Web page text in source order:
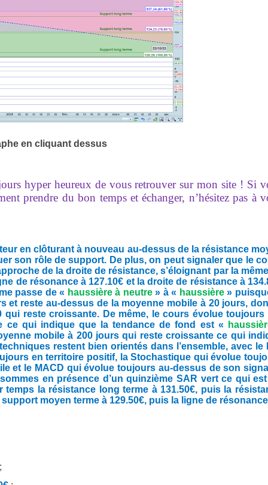
en cliquant dessus
hyper heureux de vous retrouver sur mon site ! Si
prendre du bon temps et échanger, n’hésitez pas à
en clôturant à nouveau au-dessus de la résistance
son rôle de support. De plus, on peut signaler que le
de la droite de résistance, s’éloignant par la
de résonance à 127.10€ et la droite de résistance à
passe de « haussière à neutre » à « haussière »
reste au-dessus de la moyenne mobile à 20 jours,
reste croissante. De même, le cours évolue toujours
ce qui indique que la tendance de fond est «
mobile à 200 jours qui reste croissante ce qui
restent bien orientés dans l’ensemble, avec le
en territoire positif, la Stochastique qui évolue
et le MACD qui évolue toujours au-dessus de son
en présence d’un quinzième SAR vert ce qui
la résistance long terme à 131.50€, puis la
moyen terme à 129.50€, puis la ligne de
;